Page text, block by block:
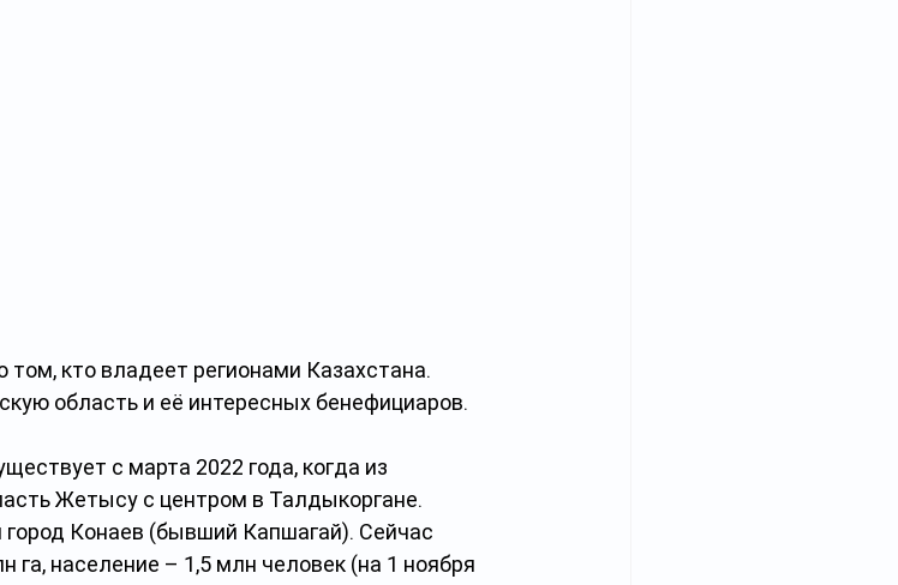
кто владеет регионами Казахстана.
область и её интересных бенефициаров.
с марта 2022 года, когда из
Жетысу с центром в Талдыкоргане.
Конаев (бывший Капшагай). Сейчас
га, население – 1,5 млн человек (на 1 ноября